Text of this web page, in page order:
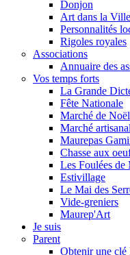
Donjon
Art dans la Ville
Personnalités
Rigoles royales
Associations
Annuaire des
Vos temps forts
La Grande
Fête Nationale
Marché de Noël
Marché artisanal
Maurepas
Chasse aux
Les Foulées de
Estivillage
Le Mai des
Vide-greniers
Maurep'Art
Je suis
Parent
Obtenir une clé